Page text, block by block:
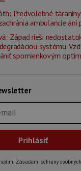
Predvolebné
ambulancie ani
Západ rieši
systému.
spomienkovým
Zásadami ochrany osobných